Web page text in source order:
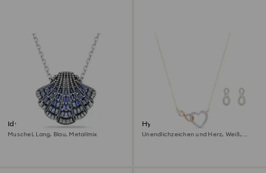
Idyllia Anhänger und Brosche
Muschel, Lang, Blau, Metallmix
Hyperbola Set
Unendlichzeichen und Herz, Weiß,